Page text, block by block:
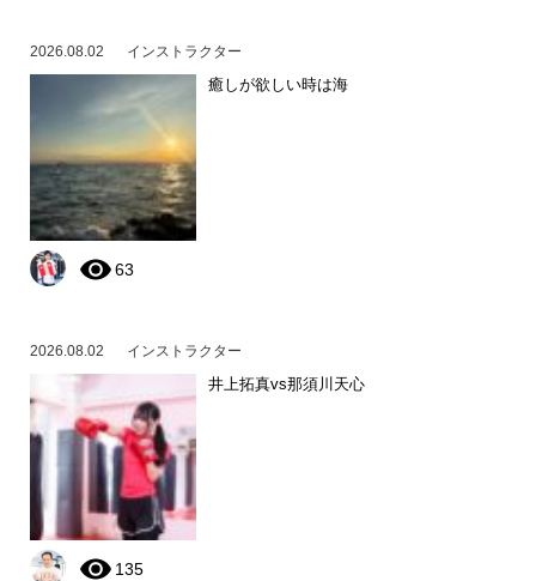
2026.08.02 インストラクター
癒しが欲しい時は海
63
2026.08.02 インストラクター
井上拓真vs那須川天心
135